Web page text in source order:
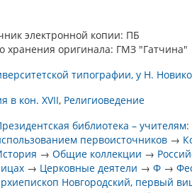
электронной копии: ПБ
хранения оригинала: ГМЗ "Гатчина"
типографии, у Н.
в кон. XVII Религиоведение
библиотека –
первоисточников →
→Общие коллекции →
→ Церковные деятели →Ф →
Новгородский, первый